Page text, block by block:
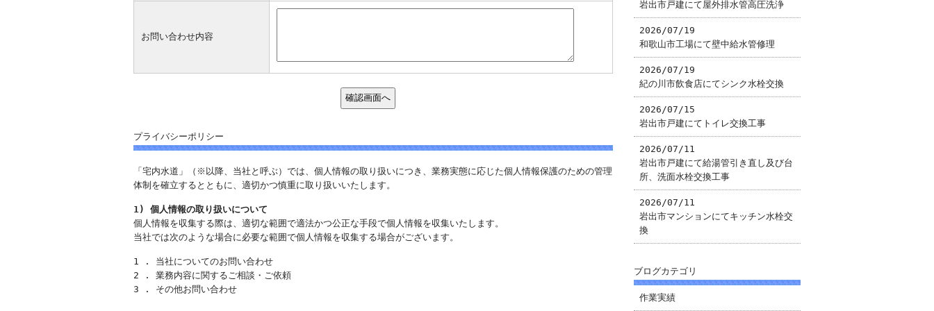
お問い合わせ内容
プライバシーポリシー
「宅内水道」（※以降、当社と呼ぶ）では、個人情報の取り扱いにつき、業務実態に応じた個人情報保護のための管理
体制を確立するとともに、適切かつ慎重に取り扱いいたします。
1) 個人情報の取り扱いについて
個人情報を収集する際は、適切な範囲で適法かつ公正な手段で個人情報を収集いたします。
当社では次のような場合に必要な範囲で個人情報を収集する場合がございます。
1 . 当社についてのお問い合わせ
2 . 業務内容に関するご相談・ご依頼
3 . その他お問い合わせ
岩出市戸建にて屋外排水管高圧洗浄
2026/07/19
和歌山市工場にて壁中給水管修理
2026/07/19
紀の川市飲食店にてシンク水栓交換
2026/07/15
岩出市戸建にてトイレ交換工事
2026/07/11
岩出市戸建にて給湯管引き直し及び台
所、洗面水栓交換工事
2026/07/11
岩出市マンションにてキッチン水栓交
換
ブログカテゴリ
作業実績